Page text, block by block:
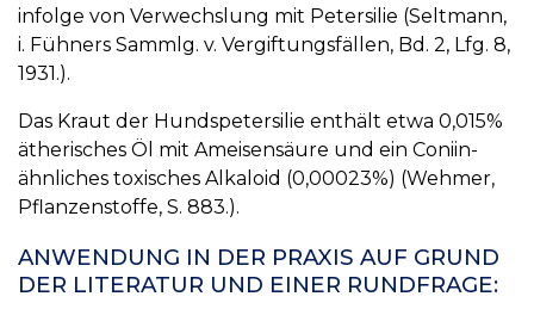
infolge von Verwechslung mit Petersilie (Seltmann,
i. Fühners Sammlg. v. Vergiftungsfällen, Bd. 2, Lfg. 8,
1931.).
Das Kraut der Hundspetersilie enthält etwa 0,015%
ätherisches Öl mit Ameisensäure und ein Coniin-
ähnliches toxisches Alkaloid (0,00023%) (Wehmer,
Pflanzenstoffe, S. 883.).
ANWENDUNG IN DER PRAXIS AUF GRUND
DER LITERATUR UND EINER RUNDFRAGE: